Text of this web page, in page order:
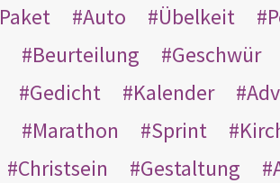
Paket
Auto Übelkeit
Beurteilung
Geschwür
Gedicht
Kalender
Marathon
Sprint
Christsein
Gestaltung